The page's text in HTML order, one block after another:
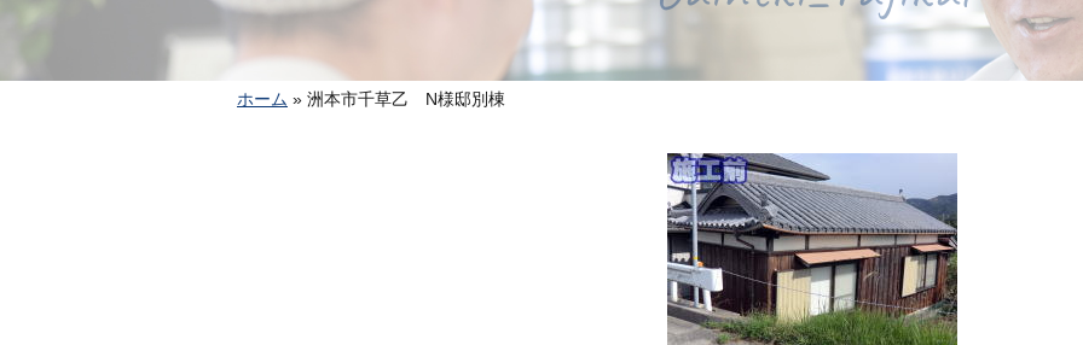
ホーム » 洲本市千草乙 N様邸別棟